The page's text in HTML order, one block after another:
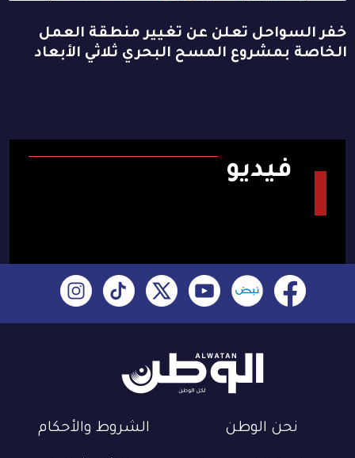
خفر السواحل تعلن عن تغيير منطقة العمل
الخاصة بمشروع المسح البحري ثلاثي الأبعاد
فيديو
نحن الوطن الشروط والأحكام